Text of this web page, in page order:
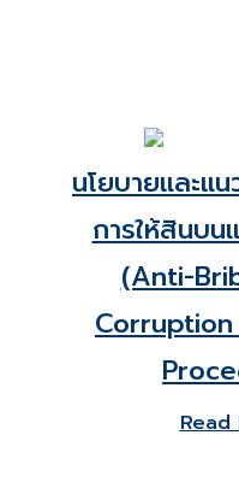
นโยบายและแ
การให้สินบน
(Anti-
Read